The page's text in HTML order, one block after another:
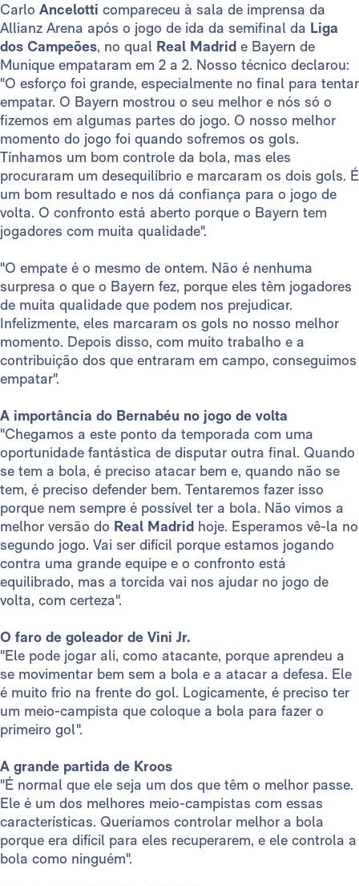
Carlo Ancelotti compareceu à sala de imprensa da
Allianz Arena após o jogo de ida da semifinal da Liga
dos Campeões, no qual Real Madrid e Bayern de
Munique empataram em 2 a 2. Nosso técnico declarou:
"O esforço foi grande, especialmente no final para tentar
empatar. O Bayern mostrou o seu melhor e nós só o
fizemos em algumas partes do jogo. O nosso melhor
momento do jogo foi quando sofremos os gols.
Tínhamos um bom controle da bola, mas eles
procuraram um desequilíbrio e marcaram os dois gols. É
um bom resultado e nos dá confiança para o jogo de
volta. O confronto está aberto porque o Bayern tem
jogadores com muita qualidade".
"O empate é o mesmo de ontem. Não é nenhuma
surpresa o que o Bayern fez, porque eles têm jogadores
de muita qualidade que podem nos prejudicar.
Infelizmente, eles marcaram os gols no nosso melhor
momento. Depois disso, com muito trabalho e a
contribuição dos que entraram em campo, conseguimos
empatar".
A importância do Bernabéu no jogo de volta
"Chegamos a este ponto da temporada com uma
oportunidade fantástica de disputar outra final. Quando
se tem a bola, é preciso atacar bem e, quando não se
tem, é preciso defender bem. Tentaremos fazer isso
porque nem sempre é possível ter a bola. Não vimos a
melhor versão do Real Madrid hoje. Esperamos vê-la no
segundo jogo. Vai ser difícil porque estamos jogando
contra uma grande equipe e o confronto está
equilibrado, mas a torcida vai nos ajudar no jogo de
volta, com certeza".
O faro de goleador de Vini Jr.
"Ele pode jogar ali, como atacante, porque aprendeu a
se movimentar bem sem a bola e a atacar a defesa. Ele
é muito frio na frente do gol. Logicamente, é preciso ter
um meio-campista que coloque a bola para fazer o
primeiro gol".
A grande partida de Kroos
"É normal que ele seja um dos que têm o melhor passe.
Ele é um dos melhores meio-campistas com essas
características. Queríamos controlar melhor a bola
porque era difícil para eles recuperarem, e ele controla a
bola como ninguém".